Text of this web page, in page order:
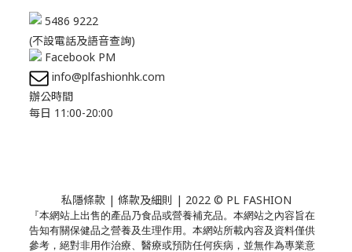
5486 9222
(不設電話及語音查詢)
Facebook PM
info@plfashionhk.com
辦公時間
每日 11:00-20:00
私隱條款| 條款及細則 | 2022 © PL FASHION
『本網站上出售的產品乃食品或營養補充品。 本網站之內容旨在
告知有關保健品之營養及生理作用。 本網站所載內容及資料僅供
參考，絕對非用作治療、 醫療或預防任何疾病，並無作為專業意